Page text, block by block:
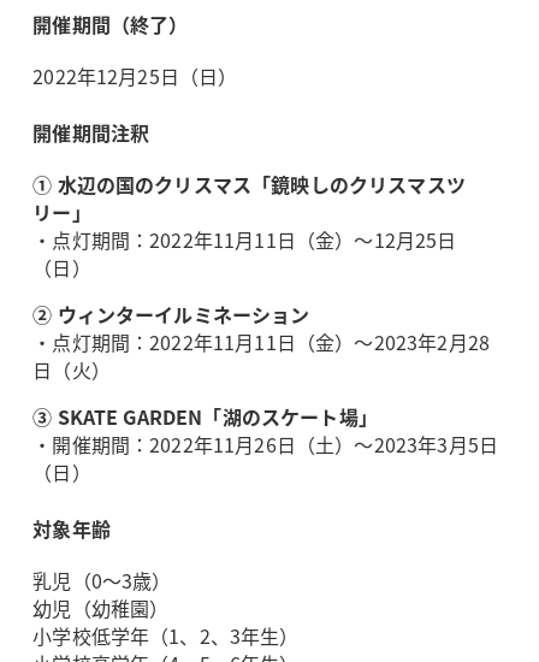
開催期間（終了）
2022年12月25日（日）
開催期間注釈
① 水辺の国のクリスマス「鏡映しのクリスマスツ
リー」
・点灯期間：2022年11月11日（金）～12月25日
（日）
② ウィンターイルミネーション
・点灯期間：2022年11月11日（金）～2023年2月28
日（火）
③ SKATE GARDEN「湖のスケート場」
・開催期間：2022年11月26日（土）～2023年3月5日
（日）
対象年齢
乳児（0～3歳）
幼児（幼稚園）
小学校低学年（1、2、3年生）